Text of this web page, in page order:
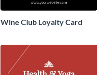
Wine Club Loyalty Card